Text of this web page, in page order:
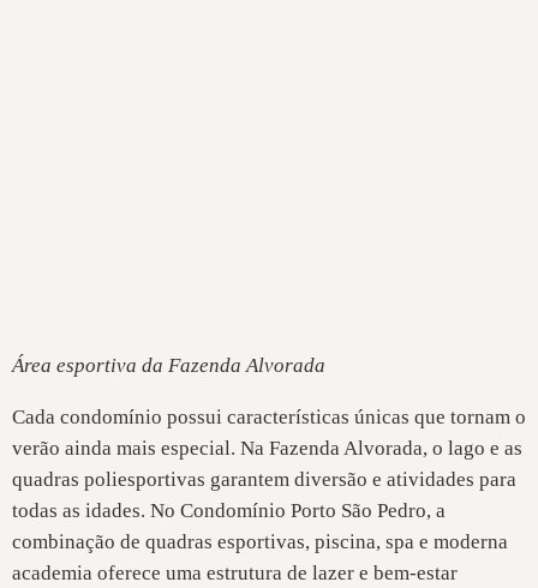
Área esportiva da Fazenda Alvorada
Cada condomínio possui características únicas que tornam o
verão ainda mais especial. Na Fazenda Alvorada, o lago e as
quadras poliesportivas garantem diversão e atividades para
todas as idades. No Condomínio Porto São Pedro, a
combinação de quadras esportivas, piscina, spa e moderna
academia oferece uma estrutura de lazer e bem-estar